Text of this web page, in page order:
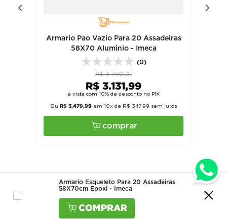
Armario Esqueleto Para 20 Assadeiras
58X70cm Epoxi - Imeca
20 bandejas
Armario Pao Vazio Para 20 Assadeiras
58X70 Aluminio - Imeca
(0)
R$ 3.700,01
R$ 3.131,99
à vista com 10% de desconto no PIX
Ou R$ 3.479,99 em 10x de R$ 347,99 sem juros
comprar